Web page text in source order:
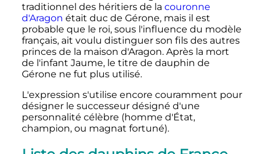
traditionnel des héritiers de la couronne
d'Aragon était duc de Gérone, mais il est
probable que le roi, sous l'influence du modèle
français, ait voulu distinguer son fils des autres
princes de la maison d'Aragon. Après la mort
de l'infant Jaume, le titre de dauphin de
Gérone ne fut plus utilisé.
L'expression s'utilise encore couramment pour
désigner le successeur désigné d'une
personnalité célèbre (homme d'État,
champion, ou magnat fortuné).